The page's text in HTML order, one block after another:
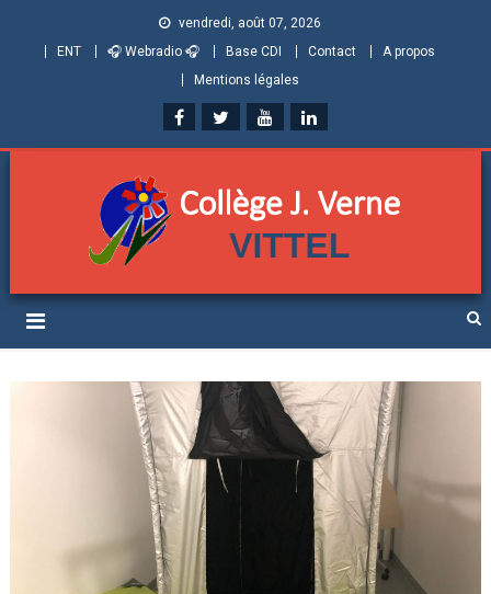
vendredi, août 07, 2026
ENT
🎧 Webradio 🎧 Base CDI Contact
A propos
Mentions légales
Collège Jules Verne de
Vittel (Vosges)